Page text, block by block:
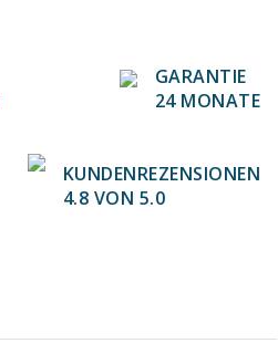
GARANTIE
24 MONATE
KUNDENREZENSIONEN
4.8 VON 5.0